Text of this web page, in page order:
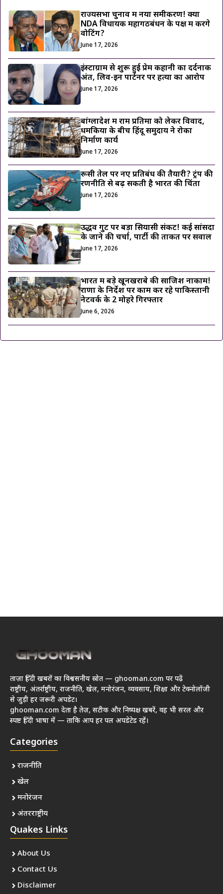
राज्यसभा चुनाव में नया समीकरण! क्या
NDA विधायक महागठबंधन के पक्ष में करेंगे
वोटिंग?
June 17, 2026
इंस्टाग्राम से शुरू हुई प्रेम कहानी का दर्दनाक
अंत, लिव-इन पार्टनर पर हत्या का आरोप
June 17, 2026
बांग्लादेश में राम प्रतिमा को लेकर विवाद,
धमकियों के बीच हिंदू समुदाय ने रोका
निर्माण कार्य
June 17, 2026
रूसी तेल पर नए प्रतिबंध की तैयारी? ट्रंप की
रणनीति से बढ़ सकती है भारत की चिंता
June 17, 2026
उद्धव गुट पर बड़ा सियासी संकट! कई सांसदों
के जाने की चर्चा, पार्टी की ताकत पर सवाल
June 17, 2026
भारत में बड़े खूनखराबे की साजिश नाकाम!
राणा के निर्देश पर काम कर रहे पाकिस्तानी
नेटवर्क के 2 मोहरे गिरफ्तार
June 6, 2026
ताज़ा हिंदी खबरों का विश्वसनीय स्रोत — ghooman.com पर पढ़ें
राष्ट्रीय, अंतर्राष्ट्रीय, राजनीति, खेल, मनोरंजन, व्यवसाय, शिक्षा और टेक्नोलॉजी
से जुड़ी हर जरूरी अपडेट।
ghooman.com देता है तेज़, सटीक और निष्पक्ष खबरें, वह भी सरल और
स्पष्ट हिंदी भाषा में — ताकि आप हर पल अपडेटेड रहें।
Categories
राजनीति
खेल
मनोरंजन
अंतरराष्ट्रीय
Quakes Links
About Us
Contact Us
Disclaimer